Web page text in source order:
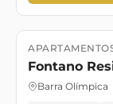
Lançamento
Fontano
Barra Olímpica